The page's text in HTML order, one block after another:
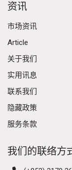
资讯
市场资讯
Article
关于我们
实用讯息
联系我们
隐藏政策
服务条款
我们的联络方